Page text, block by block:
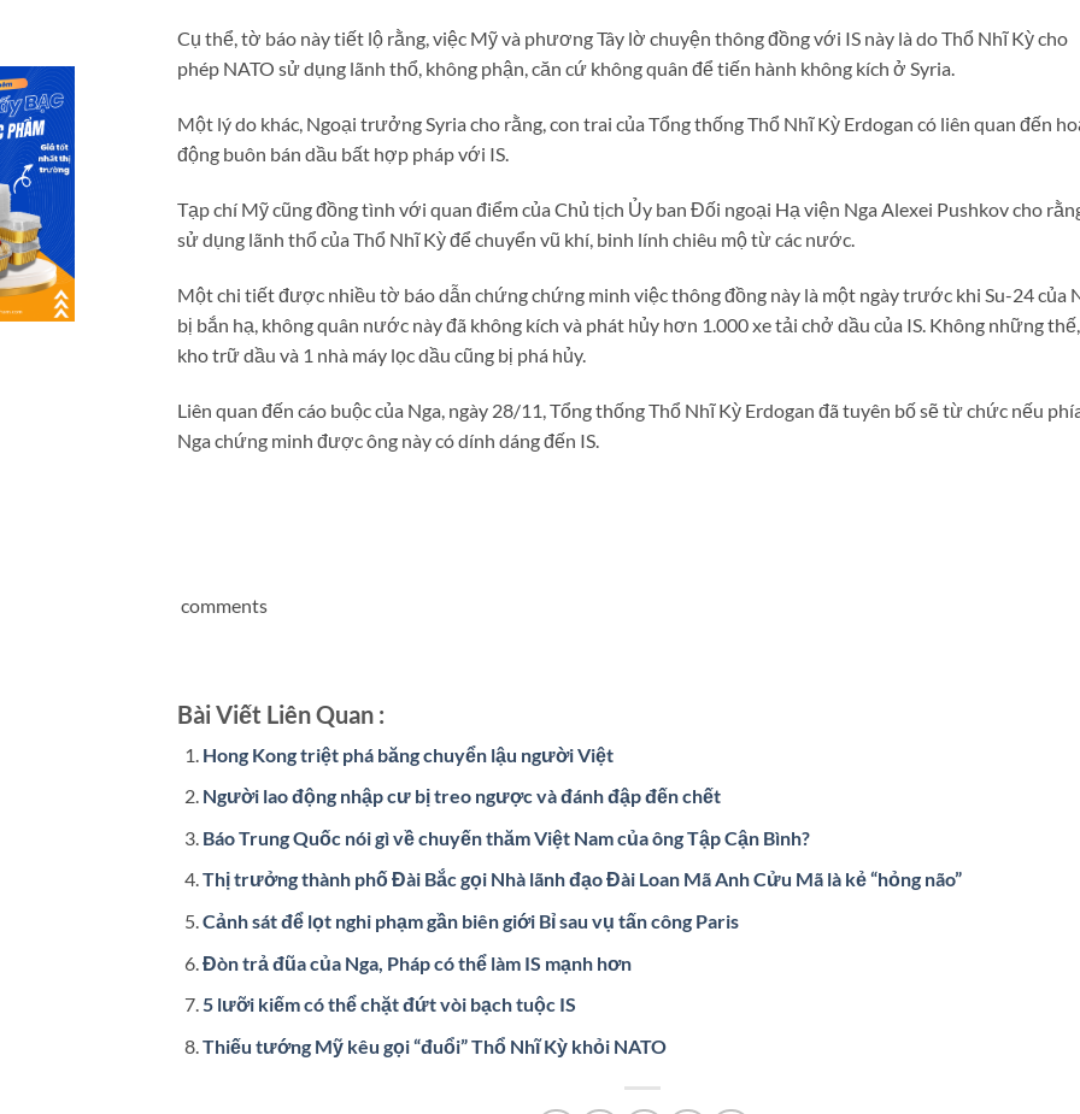
Cụ thể, tờ báo này tiết lộ rằng, việc Mỹ và phương Tây lờ chuyện thông đồng với IS này là do Thổ Nhĩ Kỳ cho
phép NATO sử dụng lãnh thổ, không phận, căn cứ không quân để tiến hành không kích ở Syria.
Một lý do khác, Ngoại trưởng Syria cho rằng, con trai của Tổng thống Thổ Nhĩ Kỳ Erdogan có liên quan đến
động buôn bán dầu bất hợp pháp với IS.
Tạp chí Mỹ cũng đồng tình với quan điểm của Chủ tịch Ủy ban Đối ngoại Hạ viện Nga Alexei Pushkov cho
sử dụng lãnh thổ của Thổ Nhĩ Kỳ để chuyển vũ khí, binh lính chiêu mộ từ các nước.
Một chi tiết được nhiều tờ báo dẫn chứng chứng minh việc thông đồng này là một ngày trước khi Su-24 của
bị bắn hạ, không quân nước này đã không kích và phát hủy hơn 1.000 xe tải chở dầu của IS. Không những
kho trữ dầu và 1 nhà máy lọc dầu cũng bị phá hủy.
Liên quan đến cáo buộc của Nga, ngày 28/11, Tổng thống Thổ Nhĩ Kỳ Erdogan đã tuyên bố sẽ từ chức nếu
Nga chứng minh được ông này có dính dáng đến IS.
comments
Bài Viết Liên Quan :
Hong Kong triệt phá băng chuyển lậu người Việt
Người lao động nhập cư bị treo ngược và đánh đập đến chết
Báo Trung Quốc nói gì về chuyến thăm Việt Nam của ông Tập Cận Bình?
Thị trưởng thành phố Đài Bắc gọi Nhà lãnh đạo Đài Loan Mã Anh Cửu Mã là kẻ “hỏng não”
Cảnh sát để lọt nghi phạm gần biên giới Bỉ sau vụ tấn công Paris
Đòn trả đũa của Nga, Pháp có thể làm IS mạnh hơn
5 lưỡi kiếm có thể chặt đứt vòi bạch tuộc IS
Thiếu tướng Mỹ kêu gọi “đuổi” Thổ Nhĩ Kỳ khỏi NATO